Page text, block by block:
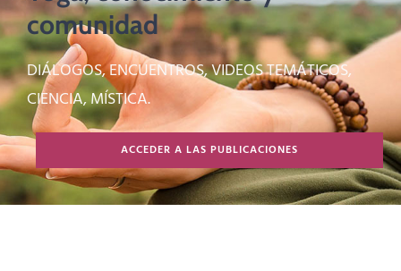
comunidad
DIÁLOGOS, ENCUENTROS, VIDEOS TEMÁTICOS,
CIENCIA, MÍSTICA.
ACCEDER A LAS PUBLICACIONES